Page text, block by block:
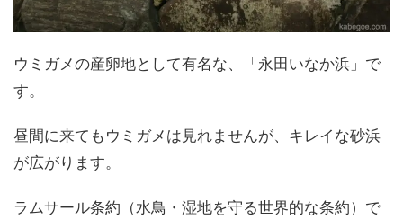
ウミガメの産卵地として有名な、「永田いなか浜」で
す。
昼間に来てもウミガメは見れませんが、キレイな砂浜
が広がります。
ラムサール条約（水鳥・湿地を守る世界的な条約）で